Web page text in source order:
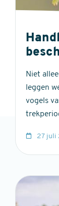
Niet
leggen
vogels
27 juli